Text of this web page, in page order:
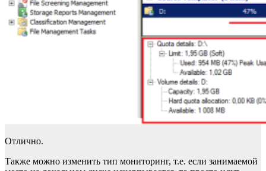
Отлично.
Также можно изменить тип мониторинг, т.е. если занимаемой